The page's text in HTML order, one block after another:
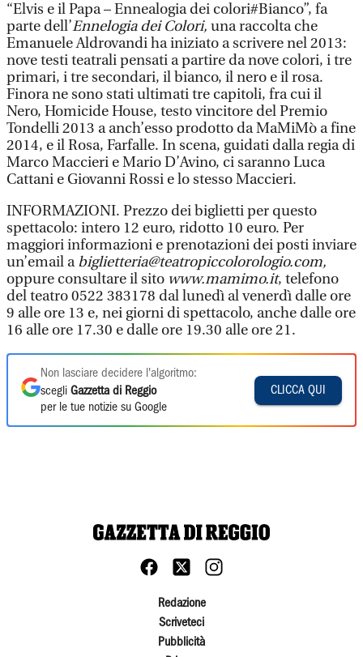
“Elvis e il Papa – Ennealogia dei colori#Bianco”, fa
parte dell’Ennelogia dei Colori, una raccolta che
Emanuele Aldrovandi ha iniziato a scrivere nel 2013:
nove testi teatrali pensati a partire da nove colori, i tre
primari, i tre secondari, il bianco, il nero e il rosa.
Finora ne sono stati ultimati tre capitoli, fra cui il
Nero, Homicide House, testo vincitore del Premio
Tondelli 2013 a anch’esso prodotto da MaMiMò a fine
2014, e il Rosa, Farfalle. In scena, guidati dalla regia di
Marco Maccieri e Mario D’Avino, ci saranno Luca
Cattani e Giovanni Rossi e lo stesso Maccieri.
INFORMAZIONI. Prezzo dei biglietti per questo
spettacolo: intero 12 euro, ridotto 10 euro. Per
maggiori informazioni e prenotazioni dei posti inviare
un’email abiglietteria@teatropiccolorologio.com,
oppure consultare il sito www.mamimo.it, telefono
del teatro 0522 383178 dal lunedì al venerdì dalle ore
9 alle ore 13 e, nei giorni di spettacolo, anche dalle ore
16 alle ore 17.30 e dalle ore 19.30 alle ore 21.
Non lasciare decidere l'algoritmo:
scegli Gazzetta di Reggio
per le tue notizie su Google
CLICCA QUI
Redazione
Scriveteci
Pubblicità